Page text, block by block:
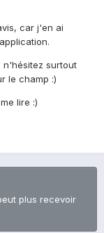
car j'en ai
n'hésitez surtout
le champ :)
lire :)
plus recevoir